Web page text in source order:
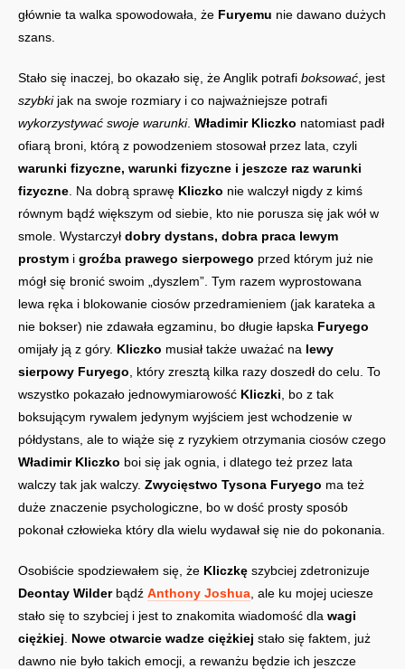
głównie ta walka spowodowała, że Furyemu nie dawano dużych
szans.
Stało się inaczej, bo okazało się, że Anglik potrafi boksować , jest
szybkijak na swoje rozmiary i co najważniejsze potrafi
wykorzystywać swoje warunki. Władimir Kliczko natomiast padł
ofiarą broni, którą z powodzeniem stosował przez lata, czyli
warunki fizyczne, warunki fizyczne i jeszcze raz warunki
fizyczne . Na dobrą sprawę Kliczko nie walczył nigdy z kimś
równym bądź większym od siebie, kto nie porusza się jak wół w
smole. Wystarczył dobry dystans, dobra praca lewym
prostym i groźba prawego sierpowego przed którym już nie
mógł się bronić swoim „dyszlem”. Tym razem wyprostowana
lewa ręka i blokowanie ciosów przedramieniem (jak karateka a
nie bokser) nie zdawała egzaminu, bo długie łapska Furyego
omijały ją z góry. Kliczko musiał także uważać na lewy
sierpowy Furyego , który zresztą kilka razy doszedł do celu. To
wszystko pokazało jednowymiarowość Kliczki , bo z tak
boksującym rywalem jedynym wyjściem jest wchodzenie w
półdystans, ale to wiąże się z ryzykiem otrzymania ciosów czego
Władimir Kliczko boi się jak ognia, i dlatego też przez lata
walczy tak jak walczy. Zwycięstwo Tysona Furyego ma też
duże znaczenie psychologiczne, bo w dość prosty sposób
pokonał człowieka który dla wielu wydawał się nie do pokonania.
Osobiście spodziewałem się, że Kliczkę szybciej zdetronizuje
Deontay Wilderbądź Anthony Joshua , ale ku mojej uciesze
stało się to szybciej i jest to znakomita wiadomość dla wagi
ciężkiej
Nowe otwarcie wadze ciężkiej stało się faktem, już
dawno nie było takich emocji, a rewanżu będzie ich jeszcze